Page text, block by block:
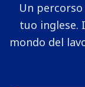
Un
tuo inglese.
mondo del